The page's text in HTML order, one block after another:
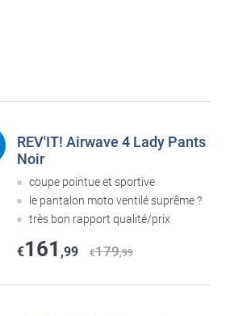
REV'IT! Airwave 4 Lady Pants
Noir
coupe pointue et sportive
le pantalon moto ventilé suprême ?
très bon rapport qualité/prix
€161 ,99 €179,99